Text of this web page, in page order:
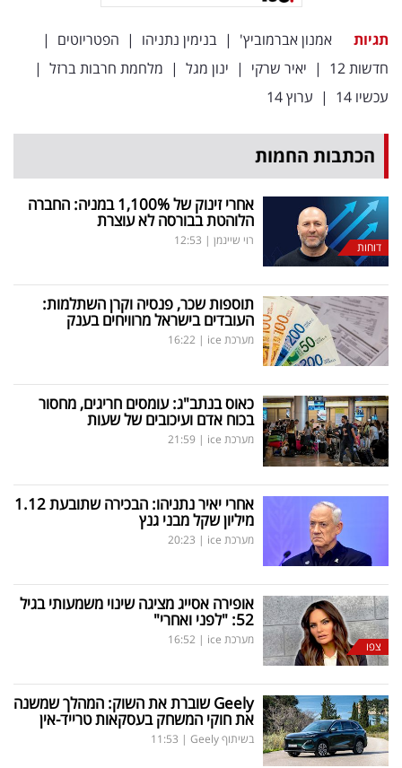
תגיות אמנון אברמוביץ' | בנימין נתניהו | הפטריוטים |
חדשות 12
| יאיר שרקי | ינון מגל | מלחמת חרבות ברזל |
עכשיו 14
| ערוץ 14
הכתבות החמות
דוחות
אחרי זינוק של 1,100% במניה: החברה
הלוהטת בבורסה לא עוצרת
רוי שיינמן |
12:53
תוספות שכר, פנסיה וקרן השתלמות:
העובדים בישראל מרוויחים בענק
מערכת ice |
16:22
כאוס בנתב"ג: עומסים חריגים, מחסור
בכוח אדם ועיכובים של שעות
מערכת ice |
21:59
אחרי יאיר נתניהו: הבכירה שתובעת 1.12
מיליון שקל מבני גנץ
מערכת ice |
20:23
צפו
אופירה אסייג מציגה שינוי משמעותי בגיל
52: "לפני ואחרי"
מערכת ice |
16:52
Geelyשוברת את השוק: המהלך שמשנה
את חוקי המשחק בעסקאות טרייד-אין
בשיתוף Geely |
11:53